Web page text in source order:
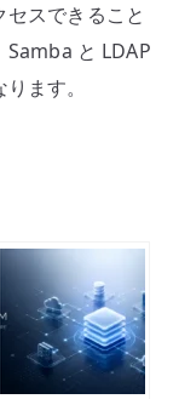
スできること
と LDAP
ます。